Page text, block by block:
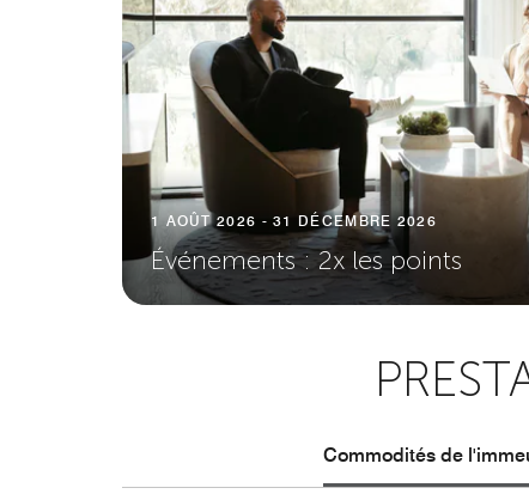
1 AOÛT 2026 - 31 DÉCEMBRE 2026
Événements : 2x les points
Commodités de